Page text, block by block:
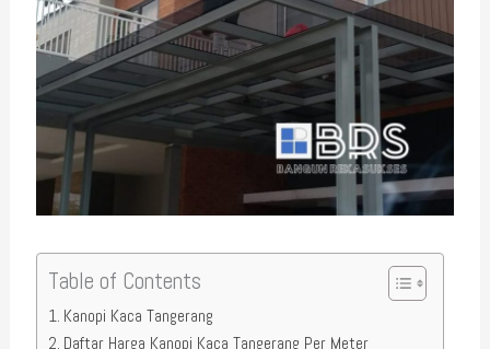
Table of Contents
Kanopi Kaca Tangerang
Daftar Harga Kanopi Kaca Tangerang Per Meter